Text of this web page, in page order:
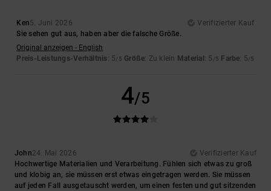
Ken5. Juni 2026
Verifizierter Kauf
Sie sehen gut aus, haben aber die falsche Größe.
Original anzeigen - English
Preis-Leistungs-Verhältnis: 5/5 Größe: Zu klein Material : 5 /5 Farbe: 5/5
4/5
John24. Mai 2026
Verifizierter Kauf
Hochwertige Materialien und Verarbeitung. Fühlen sich etwas zu groß
und klobig an, sie müssen erst etwas eingetragen werden. Sie müssen
auf jeden Fall ausgetauscht werden, um einen festen und gut sitzenden